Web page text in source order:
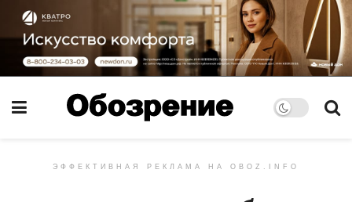
ЭФФЕКТИВНАЯ РЕКЛАМА НА OBOZ.INFO